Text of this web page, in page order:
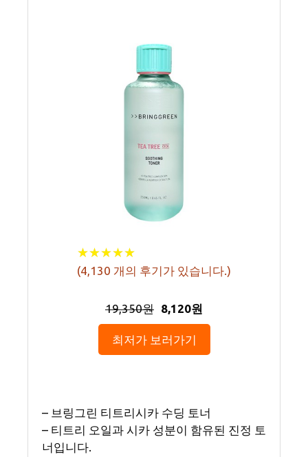
★★★★★
★★★★★
(4,130 개의 후기가 있습니다.)
19,350원 8,120원
최저가 보러가기
– 브링그린 티트리시카 수딩 토너
– 티트리 오일과 시카 성분이 함유된 진정 토
너입니다.